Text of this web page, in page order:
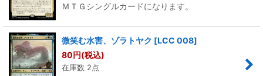
ＭＴＧシングルカードになります。
微笑む水害、ゾラトヤク [LCC 008]
80円(税込)
在庫数 2点